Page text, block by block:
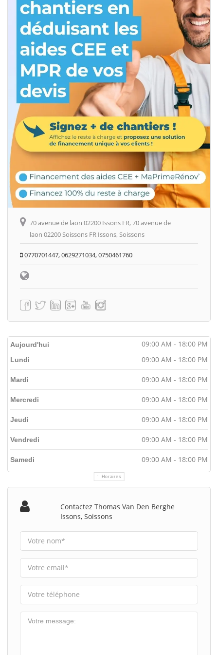
70 avenue de laon 02200 Issons FR, 70 avenue de
laon 02200 Soissons FR Issons, Soissons
0770701447, 0629271034, 0750461760
Aujourd'hui 09:00 AM - 18:00 PM
Horaires
Lundi 09:00 AM - 18:00 PM
Mardi 09:00 AM - 18:00 PM
Mercredi 09:00 AM - 18:00 PM
Jeudi 09:00 AM - 18:00 PM
Vendredi 09:00 AM - 18:00 PM
Samedi 09:00 AM - 18:00 PM
Contactez Thomas Van Den Berghe
Issons, Soissons